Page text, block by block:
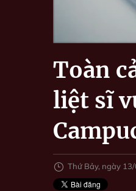
Toàn
liệt sĩ
Thứ Bảy, ngày